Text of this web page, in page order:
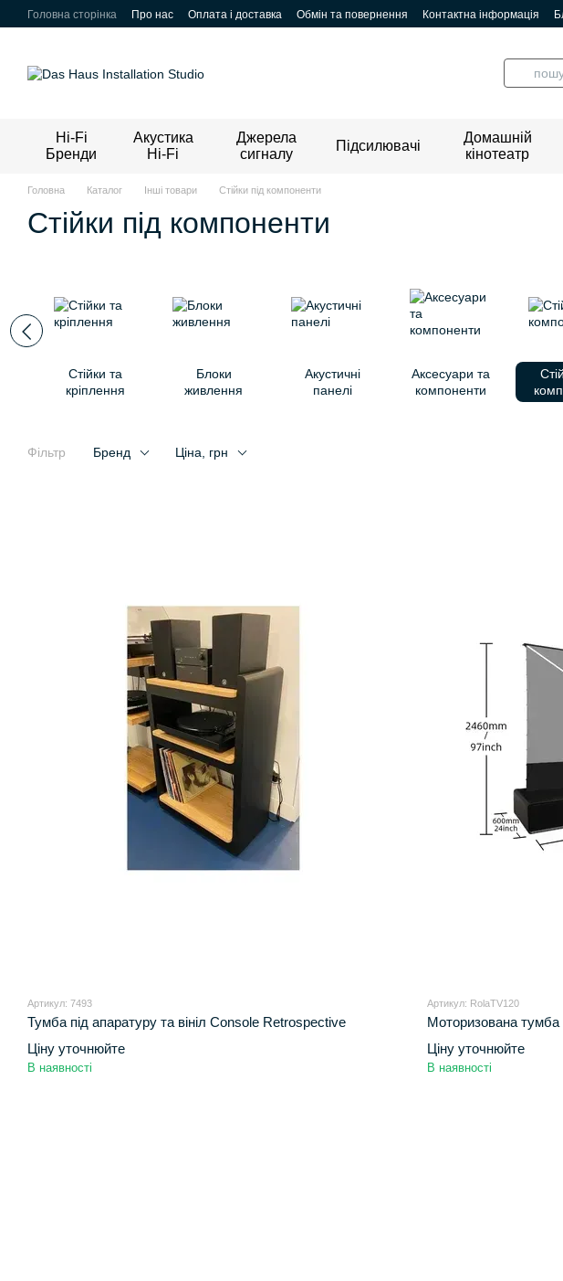
Перейти до основного контенту
Головна сторінка Про нас Оплата і доставка Обмін та повернення Контактна інформація
Hi-Fi
Бренди
Акустика
Hi-Fi
Джерела
сигналу
Підсилювачі
Домашній
кінотеатр
Головна Каталог Інші товари Стійки під компоненти
Стійки під компоненти
Стійки та
кріплення
Блоки
живлення
Акустичні
панелі
Аксесуари та
компоненти
Фільтр Бренд Ціна, грн
Артикул: 7493
Тумба під апаратуру та вініл Console Retrospective
Ціну уточнюйте
В наявності
Артикул: RolaTV120
Моторизована
Ціну уточнюйте
В наявності